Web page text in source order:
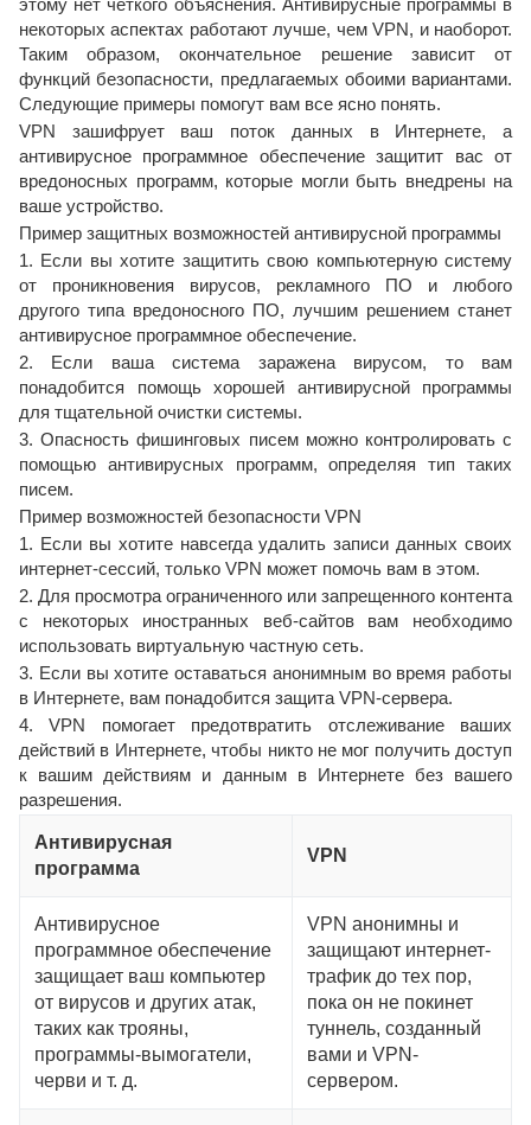
этому нет четкого объяснения. Антивирусные программы в
некоторых аспектах работают лучше, чем VPN, и наоборот.
Таким образом, окончательное решение зависит от
функций безопасности, предлагаемых обоими вариантами.
Следующие примеры помогут вам все ясно понять.
VPN зашифрует ваш поток данных в Интернете, а
антивирусное программное обеспечение защитит вас от
вредоносных программ, которые могли быть внедрены на
ваше устройство.
Пример защитных возможностей антивирусной программы
1. Если вы хотите защитить свою компьютерную систему
от проникновения вирусов, рекламного ПО и любого
другого типа вредоносного ПО, лучшим решением станет
антивирусное программное обеспечение.
2. Если ваша система заражена вирусом, то вам
понадобится помощь хорошей антивирусной программы
для тщательной очистки системы.
3. Опасность фишинговых писем можно контролировать с
помощью антивирусных программ, определяя тип таких
писем.
Пример возможностей безопасности VPN
1. Если вы хотите навсегда удалить записи данных своих
интернет-сессий, только VPN может помочь вам в этом.
2. Для просмотра ограниченного или запрещенного контента
с некоторых иностранных веб-сайтов вам необходимо
использовать виртуальную частную сеть.
3. Если вы хотите оставаться анонимным во время работы
в Интернете, вам понадобится защита VPN-сервера.
4. VPN помогает предотвратить отслеживание ваших
действий в Интернете, чтобы никто не мог получить доступ
к вашим действиям и данным в Интернете без вашего
разрешения.
Антивирусная
программа
VPN
Антивирусное
программное обеспечение
защищает ваш компьютер
от вирусов и других атак,
таких как трояны,
программы-вымогатели,
черви и т. д.
VPN анонимны и
защищают интернет-
трафик до тех пор,
пока он не покинет
туннель, созданный
вами и VPN-
сервером.